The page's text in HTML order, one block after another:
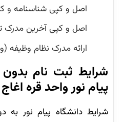
اصل و کپی شناسنامه و
اصل و کپی آخرین مدرک
ارائه مدرک نظام وظیفه
شرایط ثبت نام بدون
پیام نور واحد قره اغاج
شرایط دانشگاه پیام نور